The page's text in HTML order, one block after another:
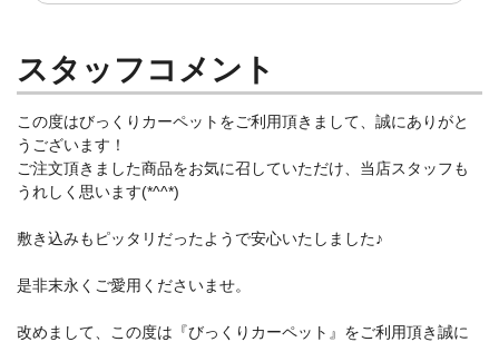
スタッフコメント
この度はびっくりカーペットをご利用頂きまして、誠にありがと
うございます！
ご注文頂きました商品をお気に召していただけ、当店スタッフも
うれしく思います(*^^*)
敷き込みもピッタリだったようで安心いたしました♪
是非末永くご愛用くださいませ。
改めまして、この度は『びっくりカーペット』をご利用頂き誠に